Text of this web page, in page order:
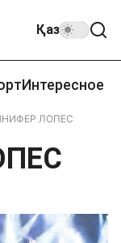
Қаз
Интересное
ЛОПЕС